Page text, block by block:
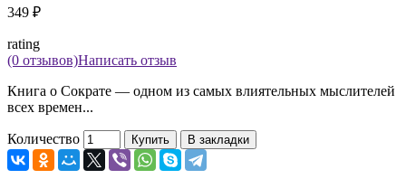
349 ₽
rating
(0 отзывов)Написать отзыв
Книга о Сократе — одном из самых влиятельных мыслителей
всех времен...
Количество Купить В закладки